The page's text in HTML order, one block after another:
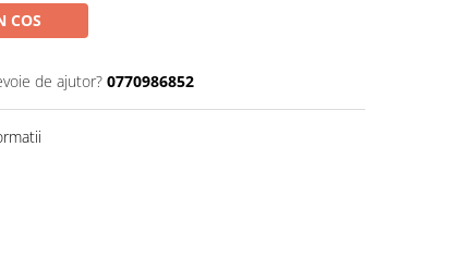
COS
de ajutor? 0770986852